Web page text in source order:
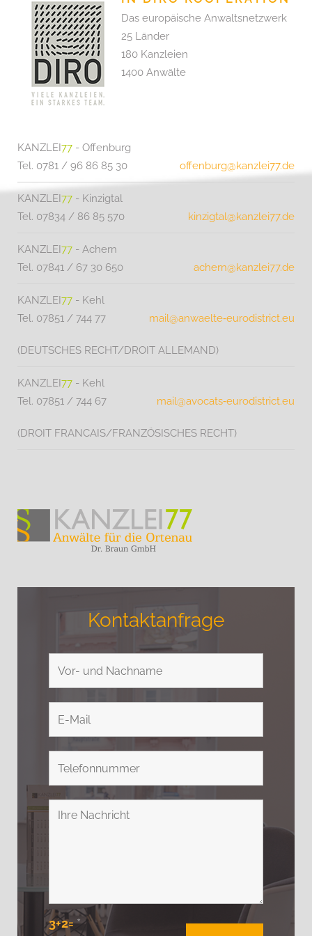
Das europäische Anwaltsnetzwerk
25 Länder
180 Kanzleien
1400 Anwälte
KANZLEI77 - Offenburg
Tel. 0781 / 96 86 85 30
offenburg@kanzlei77.de
KANZLEI77 - Kinzigtal
Tel. 07834 / 86 85 570
kinzigtal@kanzlei77.de
KANZLEI77 - Achern
Tel. 07841 / 67 30 650
achern@kanzlei77.de
KANZLEI77 - Kehl
Tel. 07851 / 744 77
mail@anwaelte‑eurodistrict.eu
(DEUTSCHES RECHT/DROIT ALLEMAND)
KANZLEI77 - Kehl
Tel. 07851 / 744 67
mail@avocats‑eurodistrict.eu
(DROIT FRANCAIS/FRANZÖSISCHES RECHT)
Kontaktanfrage
3+2=*